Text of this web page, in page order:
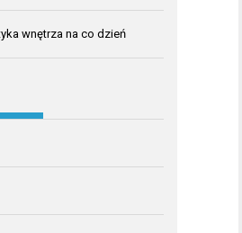
wnętrza na co dzień